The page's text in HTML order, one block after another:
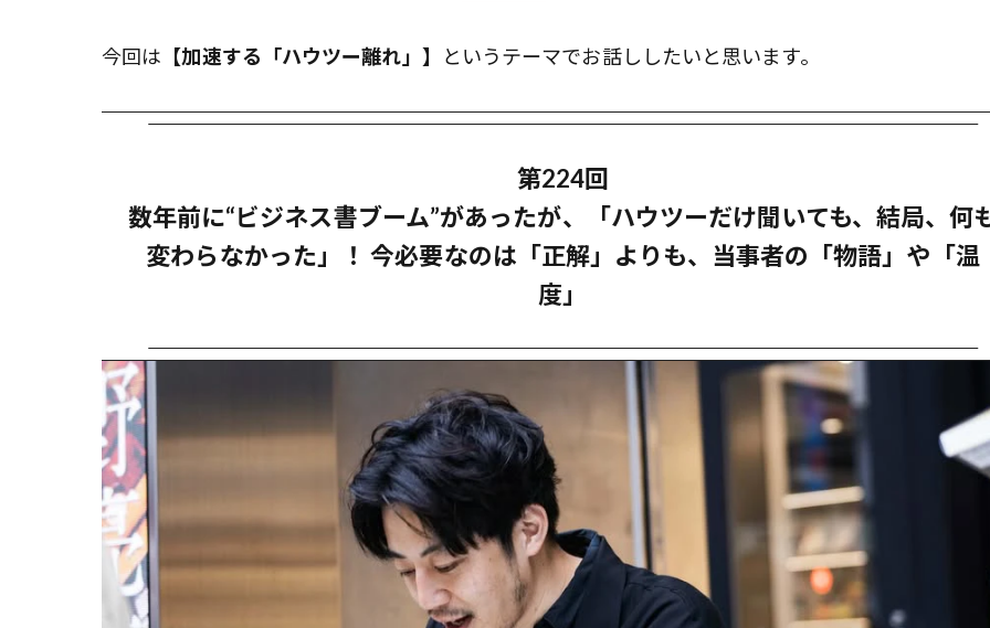
今回は 【加速する「ハウツー離れ」】 というテーマでお話ししたいと思います。
第224回
数年前に“ビジネス書ブーム”があったが、「ハウツーだけ聞いても、結局、何
変わらなかった」！ 今必要なのは「正解」よりも、当事者の「物語」や「温
度」